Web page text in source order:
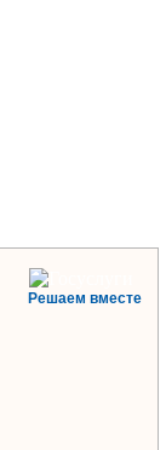
Решаем вместе